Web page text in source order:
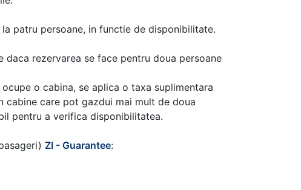
patru persoane, in functie de disponibilitate.
rezervarea se face pentru doua persoane
o cabina, se aplica o taxa suplimentara
cabine care pot gazdui mai mult de doua
pentru a verifica disponibilitatea.
ZI - Guarantee: